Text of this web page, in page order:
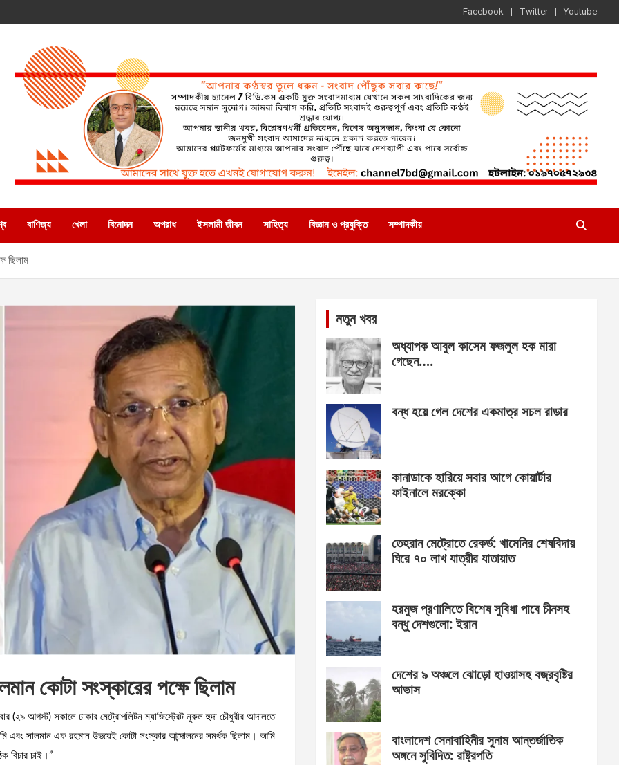
Facebook Twitter Youtube
বাণিজ্য খেলা বিনোদন অপরাধ ইসলামী জীবন সাহিত্য বিজ্ঞান ও প্রযুক্তি সম্পাদকীয়
ছিলাম
কোটা সংস্কারের পক্ষে ছিলাম
(২৯ আগস্ট) সকালে ঢাকার মেট্রোপলিটন ম্যাজিস্ট্রেট নুরুল হুদা চৌধুরীর আদালতে
এবং সালমান এফ রহমান উভয়েই কোটা সংস্কার আন্দোলনের সমর্থক ছিলাম। আমি
বিচার চাই।”
নতুন খবর
অধ্যাপক আবুল কাসেম ফজলুল হক মারা
গেছেন….
বন্ধ হয়ে গেল দেশের একমাত্র সচল রাডার
কানাডাকে হারিয়ে সবার আগে কোয়ার্টার
ফাইনালে মরক্কো
তেহরান মেট্রোতে রেকর্ড: খামেনির শেষবিদায়
ঘিরে ৭০ লাখ যাত্রীর যাতায়াত
হরমুজ প্রণালিতে বিশেষ সুবিধা পাবে চীনসহ
বন্ধু দেশগুলো: ইরান
দেশের ৯ অঞ্চলে ঝোড়ো হাওয়াসহ বজ্রবৃষ্টির
আভাস
বাংলাদেশ সেনাবাহিনীর সুনাম আন্তর্জাতিক
অঙ্গনে সুবিদিত: রাষ্ট্রপতি